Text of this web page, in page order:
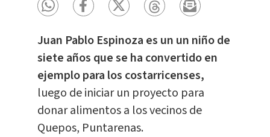
Juan Pablo Espinoza es un un niño de
siete años que se ha convertido en
ejemplo para los costarricenses,
luego de iniciar un proyecto para
donar alimentos a los vecinos de
Quepos, Puntarenas.